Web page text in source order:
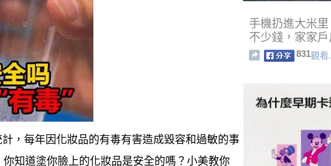
，每年因化妝品的有毒有害造成毀容和過敏的事
知道塗你臉上的化妝品是安全的嗎？小美教你
手機扔進大米
不少錢，家家
831觀看.